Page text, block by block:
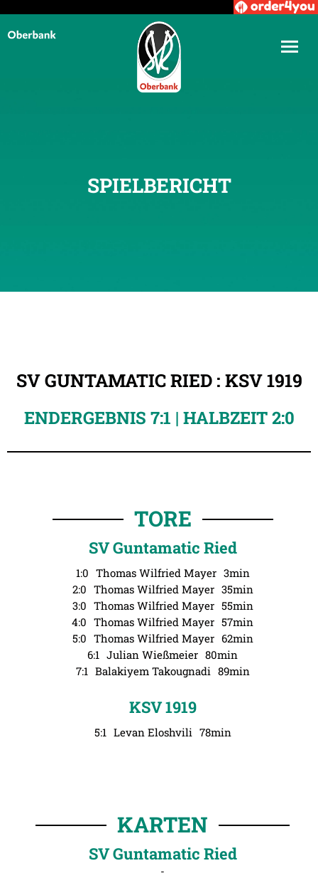
SPIELBERICHT
SV GUNTAMATIC RIED : KSV 1919
ENDERGEBNIS 7:1 | HALBZEIT 2:0
TORE
SV Guntamatic Ried
1:0 Thomas Wilfried Mayer 3min
2:0 Thomas Wilfried Mayer 35min
3:0 Thomas Wilfried Mayer 55min
4:0 Thomas Wilfried Mayer 57min
5:0 Thomas Wilfried Mayer 62min
6:1 Julian Wießmeier 80min
7:1 Balakiyem Takougnadi 89min
KSV 1919
5:1 Levan Eloshvili 78min
KARTEN
SV Guntamatic Ried
-